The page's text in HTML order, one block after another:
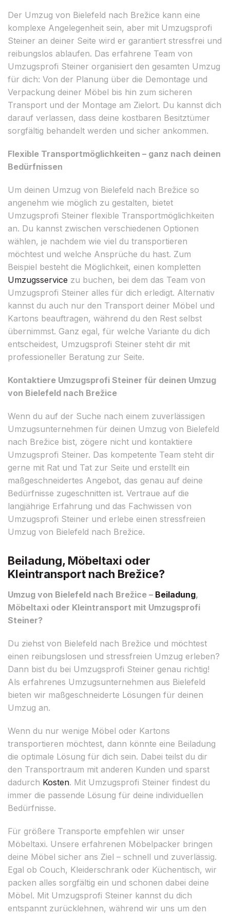
Der Umzug von Bielefeld nach Brežice kann eine
komplexe Angelegenheit sein, aber mit Umzugsprofi
Steiner an deiner Seite wird er garantiert stressfrei und
reibungslos ablaufen. Das erfahrene Team von
Umzugsprofi Steiner organisiert den gesamten Umzug
für dich: Von der Planung über die Demontage und
Verpackung deiner Möbel bis hin zum sicheren
Transport und der Montage am Zielort. Du kannst dich
darauf verlassen, dass deine kostbaren Besitztümer
sorgfältig behandelt werden und sicher ankommen.
Flexible Transportmöglichkeiten – ganz nach deinen
Bedürfnissen
Um deinen Umzug von Bielefeld nach Brežice so
angenehm wie möglich zu gestalten, bietet
Umzugsprofi Steiner flexible Transportmöglichkeiten
an. Du kannst zwischen verschiedenen Optionen
wählen, je nachdem wie viel du transportieren
möchtest und welche Ansprüche du hast. Zum
Beispiel besteht die Möglichkeit, einen kompletten
Umzugsservice zu buchen, bei dem das Team von
Umzugsprofi Steiner alles für dich erledigt. Alternativ
kannst du auch nur den Transport deiner Möbel und
Kartons beauftragen, während du den Rest selbst
übernimmst. Ganz egal, für welche Variante du dich
entscheidest, Umzugsprofi Steiner steht dir mit
professioneller Beratung zur Seite.
Kontaktiere Umzugsprofi Steiner für deinen Umzug
von Bielefeld nach Brežice
Wenn du auf der Suche nach einem zuverlässigen
Umzugsunternehmen für deinen Umzug von Bielefeld
nach Brežice bist, zögere nicht und kontaktiere
Umzugsprofi Steiner. Das kompetente Team steht dir
gerne mit Rat und Tat zur Seite und erstellt ein
maßgeschneidertes Angebot, das genau auf deine
Bedürfnisse zugeschnitten ist. Vertraue auf die
langjährige Erfahrung und das Fachwissen von
Umzugsprofi Steiner und erlebe einen stressfreien
Umzug von Bielefeld nach Brežice.
Beiladung, Möbeltaxi oder
Kleintransport nach Brežice?
Umzug von Bielefeld nach Brežice – Beiladung,
Möbeltaxi oder Kleintransport mit Umzugsprofi
Steiner?
Du ziehst von Bielefeld nach Brežice und möchtest
einen reibungslosen und stressfreien Umzug erleben?
Dann bist du bei Umzugsprofi Steiner genau richtig!
Als erfahrenes Umzugsunternehmen aus Bielefeld
bieten wir maßgeschneiderte Lösungen für deinen
Umzug an.
Wenn du nur wenige Möbel oder Kartons
transportieren möchtest, dann könnte eine Beiladung
die optimale Lösung für dich sein. Dabei teilst du dir
den Transportraum mit anderen Kunden und sparst
dadurch Kosten. Mit Umzugsprofi Steiner findest du
immer die passende Lösung für deine individuellen
Bedürfnisse.
Für größere Transporte empfehlen wir unser
Möbeltaxi. Unsere erfahrenen Möbelpacker bringen
deine Möbel sicher ans Ziel – schnell und zuverlässig.
Egal ob Couch, Kleiderschrank oder Küchentisch, wir
packen alles sorgfältig ein und schonen dabei deine
Möbel. Mit Umzugsprofi Steiner kannst du dich
entspannt zurücklehnen, während wir uns um den